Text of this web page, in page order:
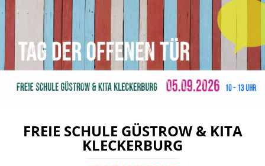
FREIE SCHULE GÜSTROW & KITA
KLECKERBURG